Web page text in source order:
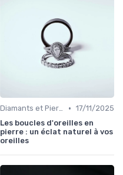
Diamants et Pierres Précieuses • 17/11/2025
Les boucles d'oreilles en
pierre : un éclat naturel à vos
oreilles